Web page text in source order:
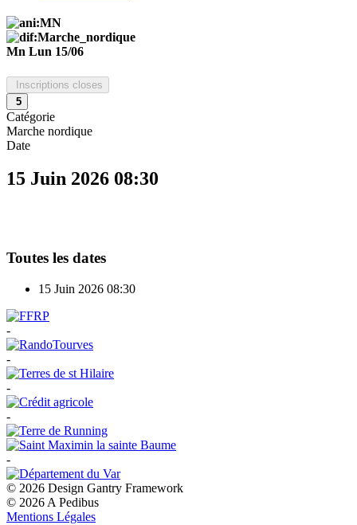
Mn Lun 15/06
Inscriptions closes
5
Catégorie
Marche nordique
Date
15 Juin 2026 08:30
Toutes les dates
15 Juin 2026 08:30
-
-
-
-
-
© 2026 Design Gantry Framework
© 2026 A Pedibus
Mentions Légales